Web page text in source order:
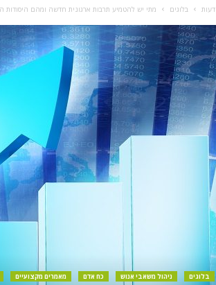
דעות בלוגים מתי יש להטמיע תרבות ארגונית חדשה ומהם היסודות
בלוגים ניהול משאבי אנוש כח אדם מאמרים מקצועיים